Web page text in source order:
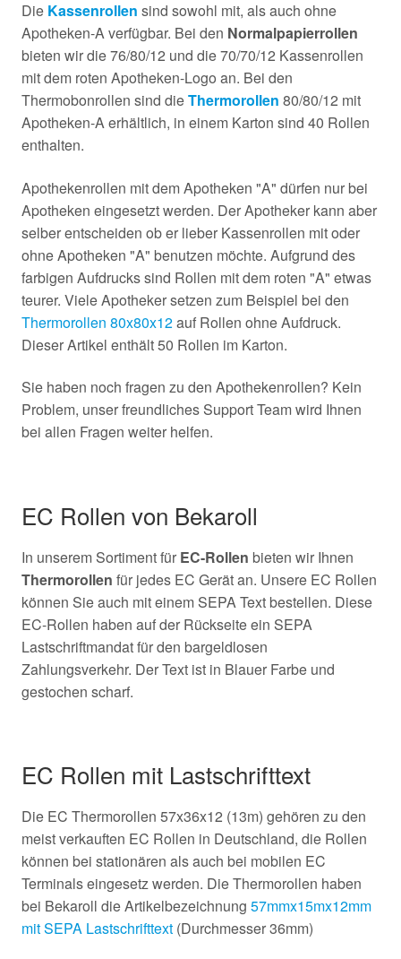
Die Kassenrollen sind sowohl mit, als auch ohne
Apotheken-A verfügbar. Bei den Normalpapierrollen
bieten wir die 76/80/12 und die 70/70/12 Kassenrollen
mit dem roten Apotheken-Logo an. Bei den
Thermobonrollen sind dieThermorollen 80/80/12 mit
Apotheken-A erhältlich, in einem Karton sind 40 Rollen
enthalten.
Apothekenrollen mit dem Apotheken "A" dürfen nur bei
Apotheken eingesetzt werden. Der Apotheker kann aber
selber entscheiden ob er lieber Kassenrollen mit oder
ohne Apotheken "A" benutzen möchte. Aufgrund des
farbigen Aufdrucks sind Rollen mit dem roten "A" etwas
teurer. Viele Apotheker setzen zum Beispiel bei den
Thermorollen 80x80x12auf Rollen ohne Aufdruck.
Dieser Artikel enthält 50 Rollen im Karton.
Sie haben noch fragen zu den Apothekenrollen? Kein
Problem, unser freundliches Support Team wird Ihnen
bei allen Fragen weiter helfen.
EC Rollen von Bekaroll
In unserem Sortiment für EC-Rollen bieten wir Ihnen
Thermorollen für jedes EC Gerät an. Unsere EC Rollen
können Sie auch mit einem SEPA Text bestellen. Diese
EC-Rollen haben auf der Rückseite ein SEPA
Lastschriftmandat für den bargeldlosen
Zahlungsverkehr. Der Text ist in Blauer Farbe und
gestochen scharf.
EC Rollen mit Lastschrifttext
Die EC Thermorollen 57x36x12 (13m) gehören zu den
meist verkauften EC Rollen in Deutschland, die Rollen
können bei stationären als auch bei mobilen EC
Terminals eingesetz werden. Die Thermorollen haben
bei Bekaroll die Artikelbezeichnung 57mmx15mx12mm
mit SEPA Lastschrifttext (Durchmesser 36mm)